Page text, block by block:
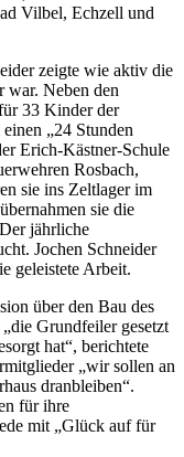
Vilbel, Echzell und
zeigte wie aktiv die
war. Neben den
33 Kinder der
„24 Stunden
Erich-Kästner-Schule
Rosbach,
sie ins Zeltlager im
sie die
jährliche
Jochen Schneider
geleistete Arbeit.
über den Bau des
Grundfeiler gesetzt
hat“, berichtete
„wir sollen an
dranbleiben“.
für ihre
mit „Glück auf für